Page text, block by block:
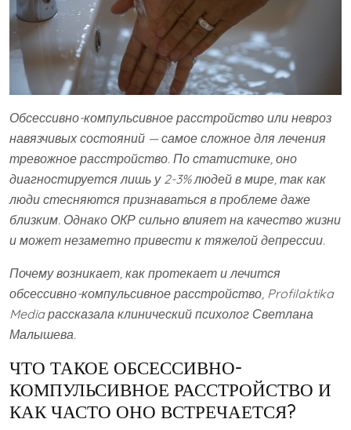
Обсессивно-компульсивное расстройство или невроз
навязчивых состояний — самое сложное для лечения
тревожное расстройство. По статистике, оно
диагностируется лишь у 2-3% людей в мире, так как
люди стесняются признаваться в проблеме даже
близким. Однако ОКР сильно влияет на качество жизни
и может незаметно привести к тяжелой депрессии.
Почему возникает, как протекает и лечится
обсессивно-компульсивное расстройство, Profilaktika
Media рассказала клинический психолог Светлана
Малышева.
ЧТО ТАКОЕ ОБСЕССИВНО-
КОМПУЛЬСИВНОЕ РАССТРОЙСТВО И
КАК ЧАСТО ОНО ВСТРЕЧАЕТСЯ?